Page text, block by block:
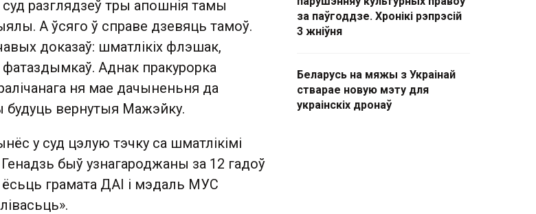
разглядзеў тры апошнія тамы
А ўсяго ў справе дзевяць тамоў.
доказаў: шматлікіх флэшак,
Аднак пракурорка
ня мае дачыненьня да
будуць вернутыя Мажэйку.
у суд цэлую тэчку са шматлікімі
быў узнагароджаны за 12 гадоў
грамата ДАІ і мэдаль МУС
за паўгоддзе. Хронікі рэпрэсій
3 жніўня
Беларусь на мяжы з Украінай
стварае новую мэту для
украінскіх дронаў